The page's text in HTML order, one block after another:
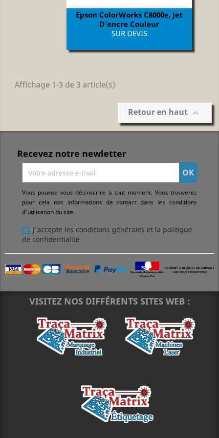
Epson ColorWorks C8000e, Jet
D'encre Couleur
Prix
SUR DEVIS
Affichage 1-3 de 3 article(s)
Retour en haut 
Recevez notre newletter
Vous pouvez vous désinscrire à tout moment. Vous trouverez
pour cela nos informations de contact dans les conditions
d'utilisation du site.
J'accepte les conditions générales et la politique
de confidentialité
VISITEZ NOS DIFFÉRENTS SITES WEB :